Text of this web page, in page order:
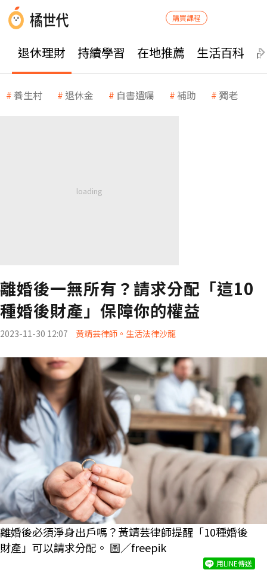
購買課程
退休理財 持續學習 在地推薦 生活百科
養生村 退休金 自書遺囑 補助 獨老
離婚後一無所有？請求分配「這10
種婚後財產」保障你的權益
2023-11-30 12:07 黃靖芸律師。生活法律沙龍
離婚後必須淨身出戶嗎？黃靖芸律師提醒「10種婚後
財產」可以請求分配。 圖／freepik
用LINE傳送